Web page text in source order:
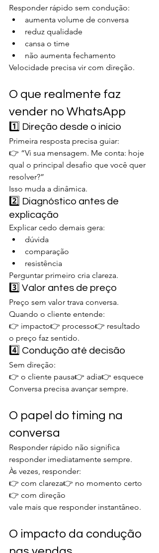
Responder rápido sem condução:
aumenta volume de conversa
reduz qualidade
cansa o time
não aumenta fechamento
Velocidade precisa vir com direção.
O que realmente faz
vender no WhatsApp
1️⃣ Direção desde o início
Primeira resposta precisa guiar:
👉 “Vi sua mensagem. Me conta: hoje
qual o principal desafio que você quer
resolver?”
Isso muda a dinâmica.
2️⃣ Diagnóstico antes de
explicação
Explicar cedo demais gera:
dúvida
comparação
resistência
Perguntar primeiro cria clareza.
3️⃣ Valor antes de preço
Preço sem valor trava conversa.
Quando o cliente entende:
👉 impacto👉 processo👉 resultado
o preço faz sentido.
4️⃣ Condução até decisão
Sem direção:
👉 o cliente pausa👉 adia👉 esquece
Conversa precisa avançar sempre.
O papel do timing na
conversa
Responder rápido não significa
responder imediatamente sempre.
Às vezes, responder:
👉 com clareza👉 no momento certo
👉 com direção
vale mais que responder instantâneo.
O impacto da condução